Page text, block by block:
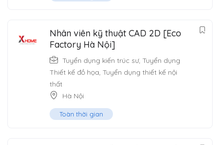
Nhân viên kỹ thuật CAD 2D [Eco
Factory Hà Nội]
Tuyển dụng kiến trúc sư, Tuyển dụng
Thiết kế đồ họa, Tuyển dụng thiết kế nội
thất
Hà Nội
Toàn thời gian